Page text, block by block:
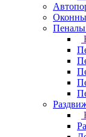
Пеналы